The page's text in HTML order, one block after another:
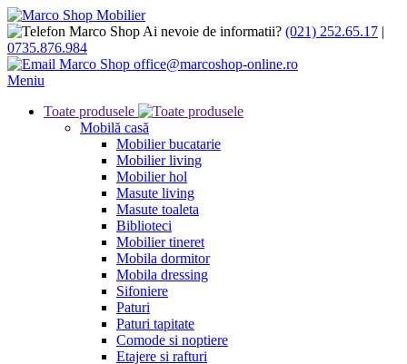
Ai nevoie de informatii? (021) 252.65.17 |
0735.876.984
office@marcoshop-online.ro
Meniu
Toate produsele
Mobilă casă
Mobilier bucatarie
Mobilier living
Mobilier hol
Masute living
Masute toaleta
Biblioteci
Mobilier tineret
Mobila dormitor
Mobila dressing
Sifoniere
Paturi
Paturi tapitate
Comode si noptiere
Etajere si rafturi